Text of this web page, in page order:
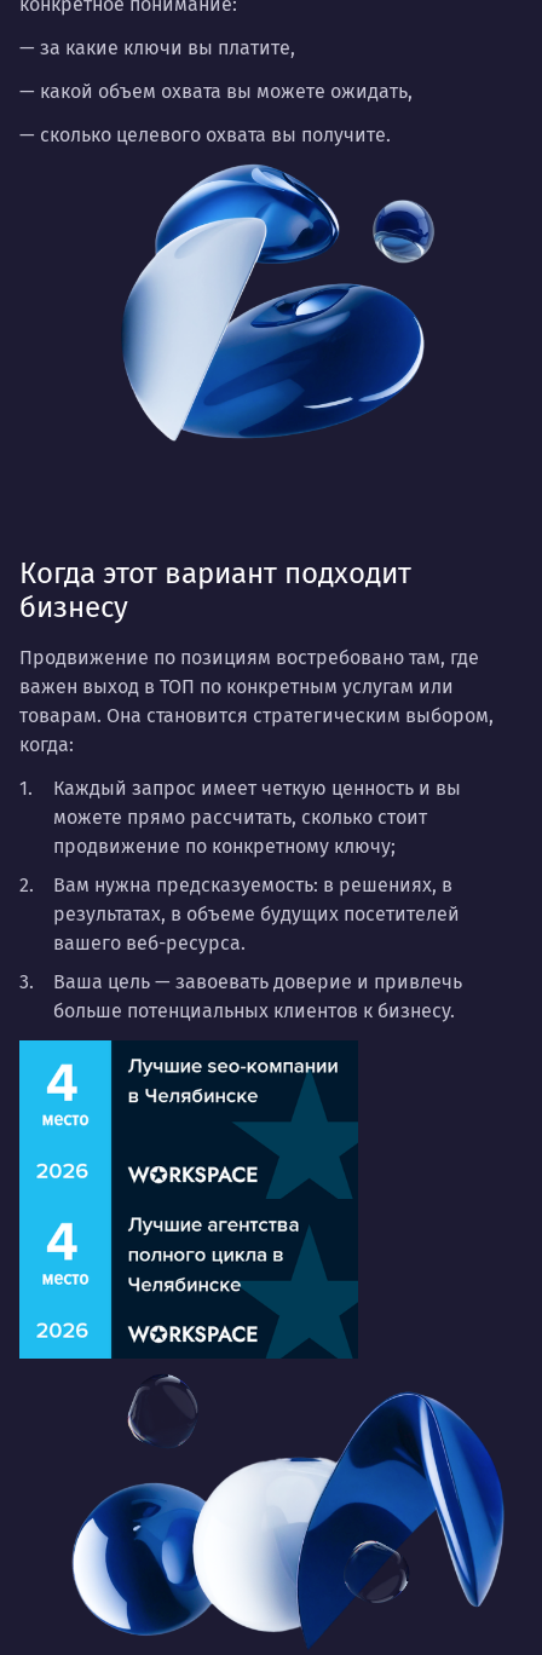
— за какие ключи вы платите,
— какой объем охвата вы можете ожидать,
— сколько целевого охвата вы получите.
Когда этот вариант подходит
бизнесу
Продвижение по позициям востребовано там, где
важен выход в ТОП по конкретным услугам или
товарам. Она становится стратегическим выбором,
когда:
Каждый запрос имеет четкую ценность и вы
можете прямо рассчитать, сколько стоит
продвижение по конкретному ключу;
Вам нужна предсказуемость: в решениях, в
результатах, в объеме будущих посетителей
вашего веб-ресурса.
Ваша цель — завоевать доверие и привлечь
больше потенциальных клиентов к бизнесу.